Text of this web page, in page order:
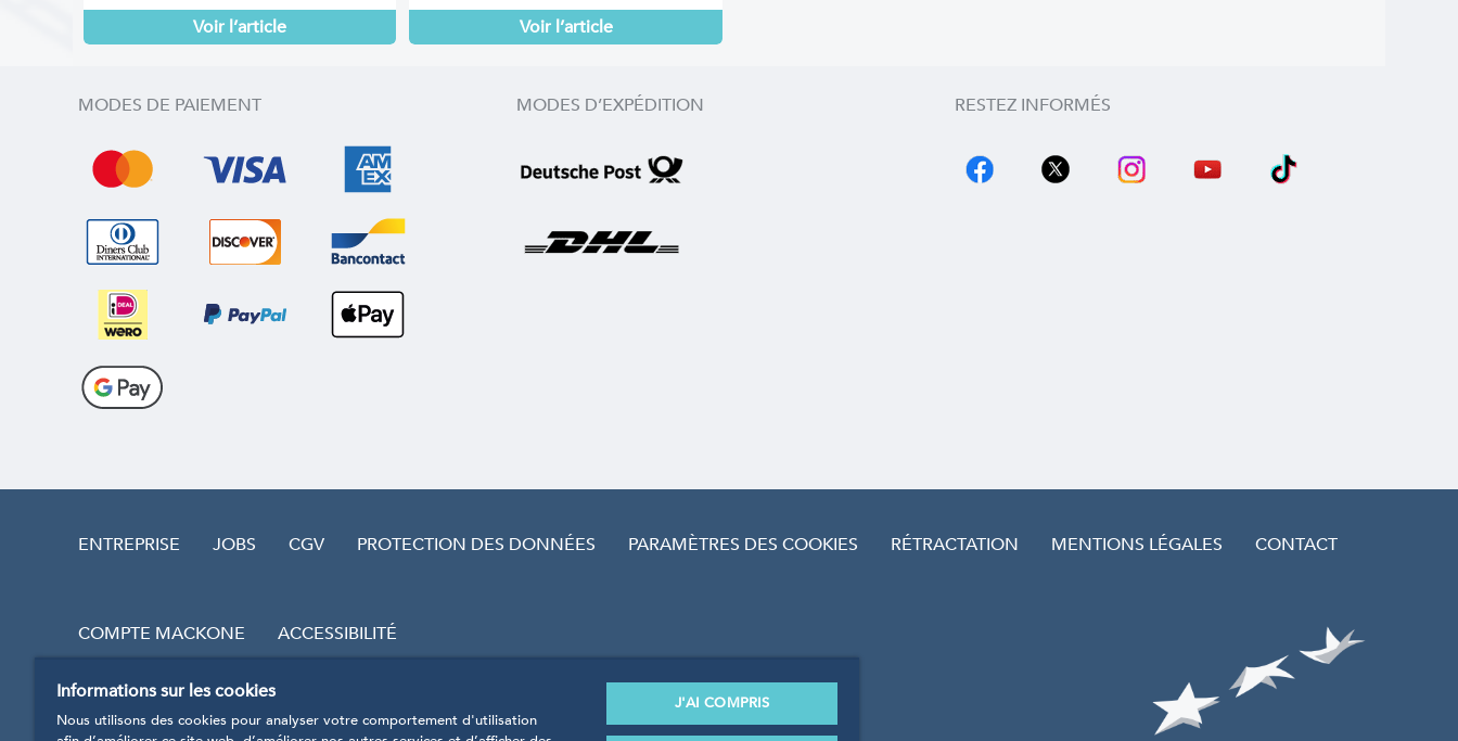
Voir l’article
Voir l’article
MODES DE PAIEMENT MODES D’EXPÉDITION RESTEZ INFORMÉS
ENTREPRISE JOBS CGV PROTECTION DES DONNÉES PARAMÈTRES DES COOKIES RÉTRACTATION MENTIONS LÉGALES CONTACT
COMPTE MACKONE ACCESSIBILITÉ
RÉVOQUER LE CONTRAT
Informations sur les cookies
Nous utilisons des cookies pour analyser votre comportement d'utilisation
J'AI COMPRIS